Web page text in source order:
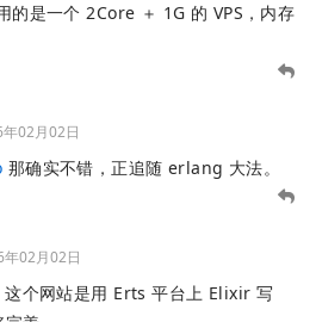
的是一个 2Core ＋ 1G 的 VPS，内存
02月02日
那确实不错，正追随 erlang 大法。
02月02日
这个网站是用 Erts 平台上 Elixir 写